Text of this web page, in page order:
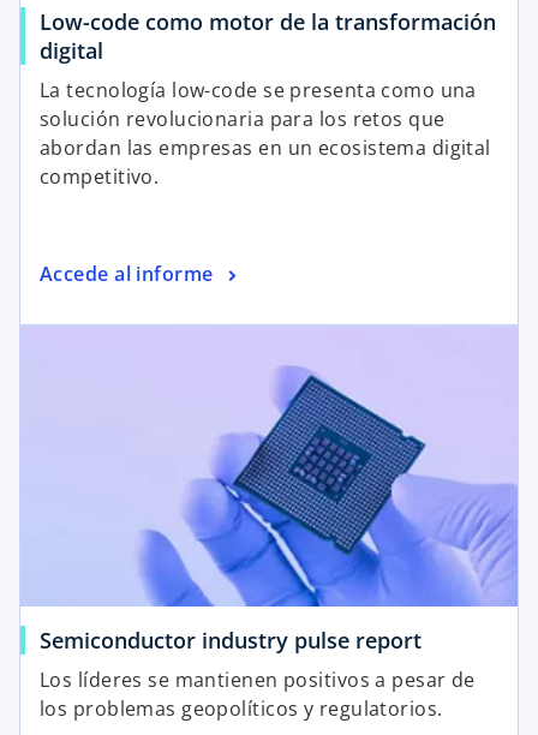
Low-code como motor de la transformación
digital
La tecnología low-code se presenta como una
solución revolucionaria para los retos que
abordan las empresas en un ecosistema digital
competitivo.
Accede al informe
Semiconductor industry pulse report
Los líderes se mantienen positivos a pesar de
los problemas geopolíticos y regulatorios.